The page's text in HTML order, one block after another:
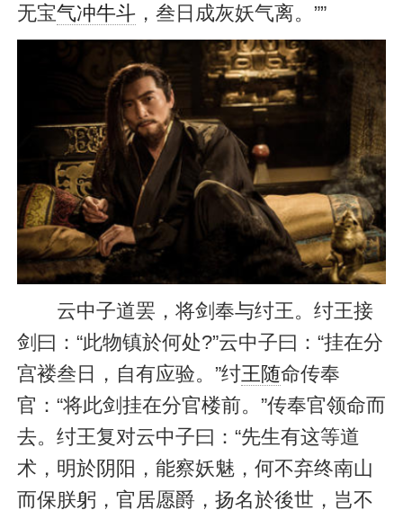
无宝气冲牛斗 ，叁日成灰妖气离。””
云中子道罢，将剑奉与纣王。纣王接
剑曰：“此物镇於何处?”云中子曰：“挂在分
宫褛叁日，自有应验。”纣王随命传奉
官：“将此剑挂在分官楼前。”传奉官领命而
去。纣王复对云中子曰：“先生有这等道
术，明於阴阳，能察妖魅，何不弃终南山
而保朕躬，官居愿爵，扬名於後世，岂不